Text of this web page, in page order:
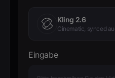
Kling 2.6
Cinematic, synced
Eingabe